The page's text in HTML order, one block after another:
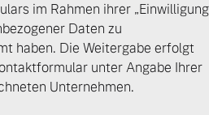
im Rahmen ihrer „Einwilligung
Daten zu
haben. Die Weitergabe erfolgt
unter Angabe Ihrer
Unternehmen.